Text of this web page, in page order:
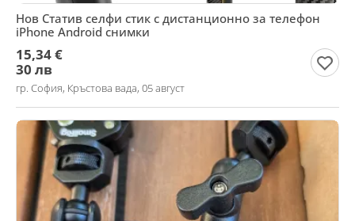
Нов Статив селфи стик с дистанционно за телефон
iPhone Android снимки
15,34 €
30 лв
гр. София, Кръстова вада, 05 август